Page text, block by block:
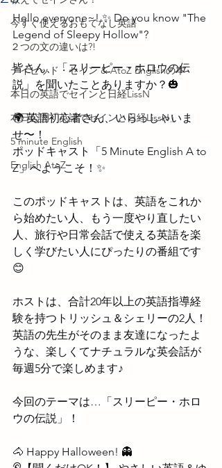
今すぐ使えるおもてなし英語
２つの文の違いは?!
デイビッド・セイン & AtoZ Englishの本
本日の英語でセインと日経LissN
本日公開「英語でセインと日経LissN」
5 minute English
English AtoZ
Hello everyone~! ✨ Do you know "The
Legend of Sleepy Hollow"?
皆さん、「スリーピー・ホロウの伝
説」を聞いたことありますか？🎃
🌍 英語初心者さん、いらっしゃいま
せ〜！
ポッドキャスト「5 Minute English A to
Z」へようこそ！✨
このポッドキャストは、英語をこれか
ら始めたい人、もう一度やり直したい
人、旅行や日常会話で使える英語を楽
しく学びたい人にぴったりの番組です
😊
ホストは、合計20年以上の英語指導経
験を持つトリッシュ＆シェリーの2人！
英語の先生がそのまま友達になったよ
うな、楽しくてナチュラルな英会話が
毎週5分で楽しめます♪
今回のテーマは…「スリーピー・ホロ
ウの伝説」！
🐴 Happy Halloween! 👻